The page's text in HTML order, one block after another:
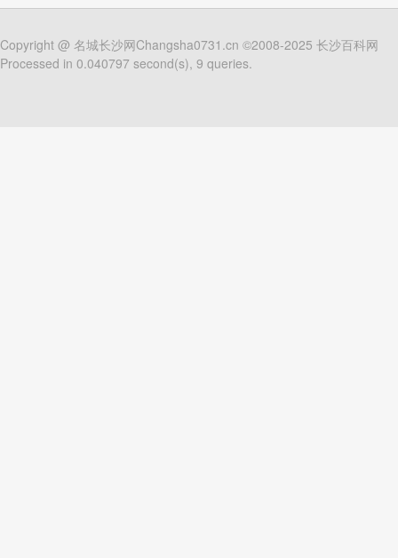
Copyright @ 名城长沙网Changsha0731.cn ©2008-2025 长沙百科网
Processed in 0.040797 second(s), 9 queries.